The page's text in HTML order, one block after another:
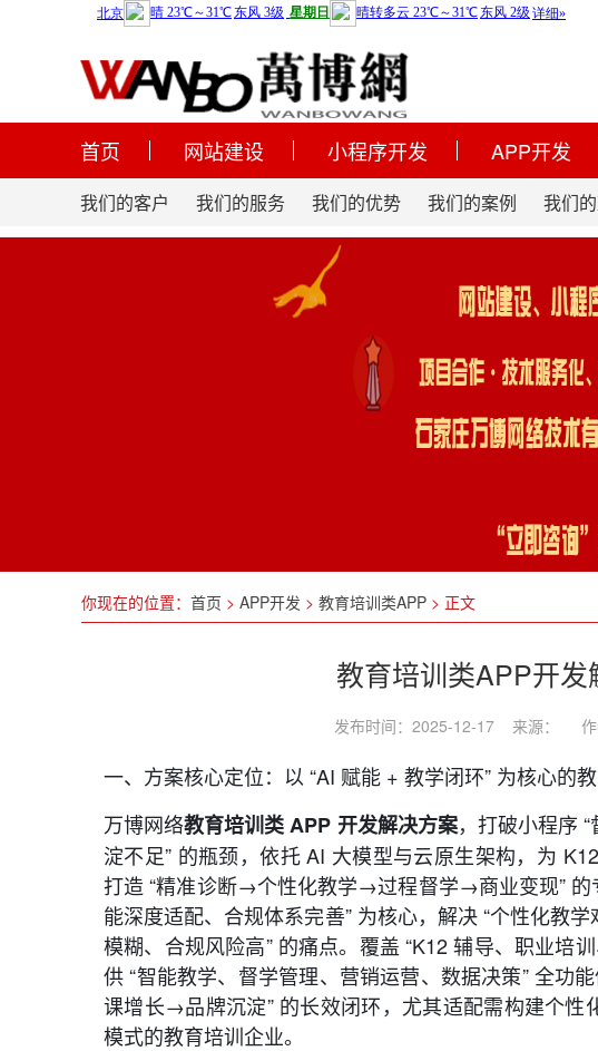
首页 网站建设 小程序开发 APP开发
我们的客户 我们的服务 我们的优势 我们的案例 我们
你现在的位置： 首页 > APP开发 > 教育培训类APP > 正文
教育培训类APP开发
发布时间：2025-12-17 来源：
一、方案核心定位：以 “AI 赋能 + 教学闭环” 为核心的
万博网络教育培训类 APP 开发解决方案，打破小程序
淀不足” 的瓶颈，依托 AI 大模型与云原生架构，为
打造 “精准诊断→个性化教学→过程督学→商业变现” 的
能深度适配、合规体系完善” 为核心，解决 “个性化教
模糊、合规风险高” 的痛点。覆盖 “K12 辅导、职业培
供 “智能教学、督学管理、营销运营、数据决策” 全
课增长→品牌沉淀” 的长效闭环，尤其适配需构建个性
模式的教育培训企业。